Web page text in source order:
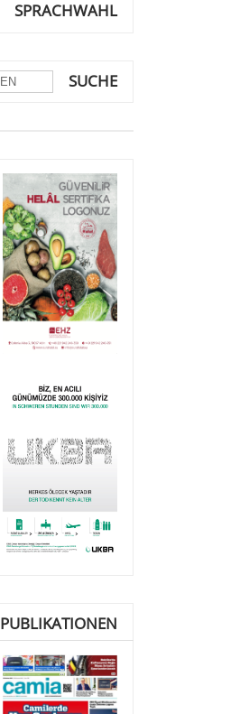
SPRACHWAHL
SUCHE
PUBLIKATIONEN